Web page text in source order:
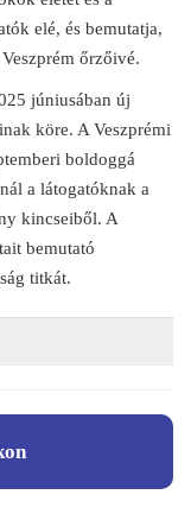
elé, és bemutatja,
őrzőivé.
júniusában új
köre. A Veszprémi
boldoggá
a látogatóknak a
kincseiből. A
bemutató
titkát.